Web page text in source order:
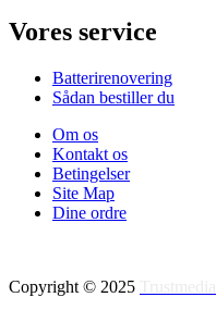
Vores service
Batterirenovering
Sådan bestiller du
Om os
Kontakt os
Betingelser
Site Map
Dine ordre
Copyright © 2025